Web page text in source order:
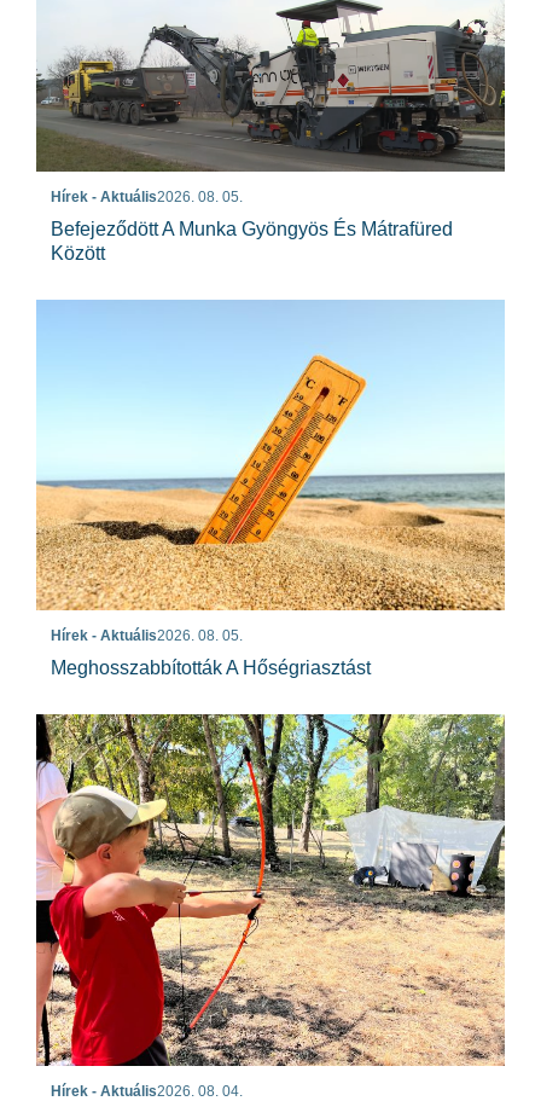
Hírek - Aktuális2026. 08. 05.
Befejeződött A Munka Gyöngyös És Mátrafüred
Között
Hírek - Aktuális2026. 08. 05.
Meghosszabbították A Hőségriasztást
Hírek - Aktuális2026. 08. 04.